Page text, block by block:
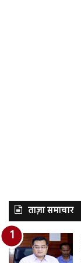
ताज़ा समाचार